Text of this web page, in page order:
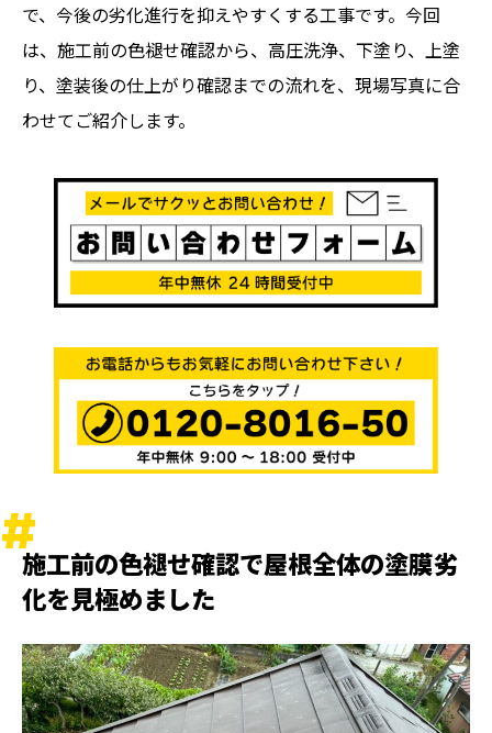
で、今後の劣化進行を抑えやすくする工事です。今回
は、施工前の色褪せ確認から、高圧洗浄、下塗り、上塗
り、塗装後の仕上がり確認までの流れを、現場写真に合
わせてご紹介します。
施工前の色褪せ確認で屋根全体の塗膜劣
化を見極めました